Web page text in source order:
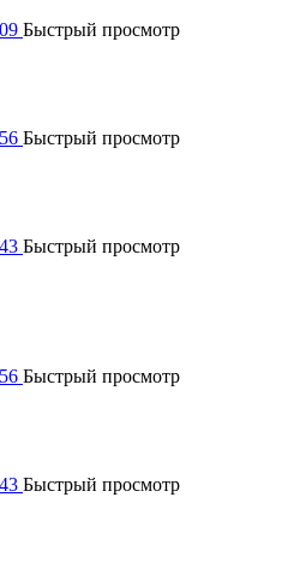
Быстрый просмотр
Быстрый просмотр
Быстрый просмотр
Быстрый просмотр
Быстрый просмотр